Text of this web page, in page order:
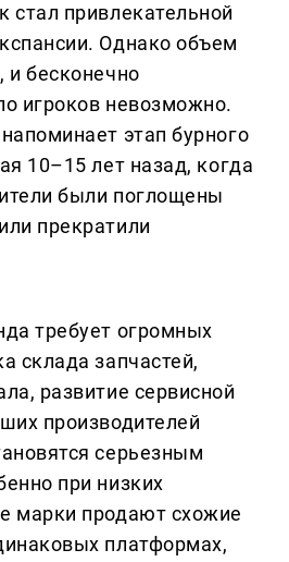
стал привлекательной
Однако объем
и бесконечно
игроков невозможно.
этап бурного
10–15 лет назад, когда
были поглощены
прекратили
требует огромных
склада запчастей,
развитие сервисной
производителей
серьезным
при низких
марки продают схожие
платформах,